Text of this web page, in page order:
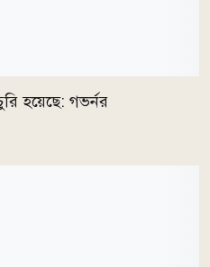
হয়েছে: গভর্নর